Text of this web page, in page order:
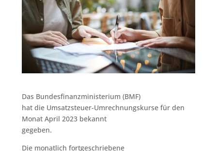
Das Bundesfinanzministerium (BMF)
hat die Umsatzsteuer-Umrechnungskurse für den
Monat April 2023 bekannt
gegeben.
Die monatlich fortgeschriebene